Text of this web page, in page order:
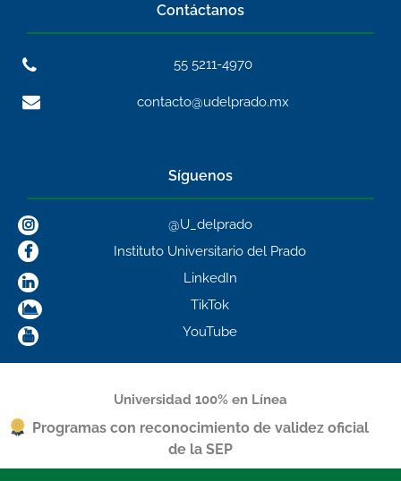
Contáctanos
55 5211-4970
contacto@udelprado.mx
Síguenos
@U_delprado
Instituto Universitario del Prado
LinkedIn
TikTok
YouTube
Universidad 100% en Línea
Programas con reconocimiento de validez oficial
de la SEP